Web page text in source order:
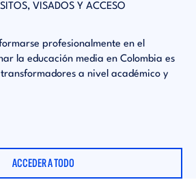
VISADOS Y ACCESO
profesionalmente en el
la educación media en Colombia es
transformadores a nivel académico y
ACCEDER A TODO